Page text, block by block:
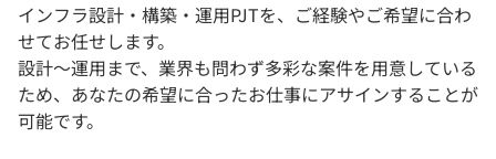
インフラ設計・構築・運用PJTを、ご経験やご希望に合わ
せてお任せします。
設計〜運用まで、業界も問わず多彩な案件を用意している
ため、あなたの希望に合ったお仕事にアサインすることが
可能です。